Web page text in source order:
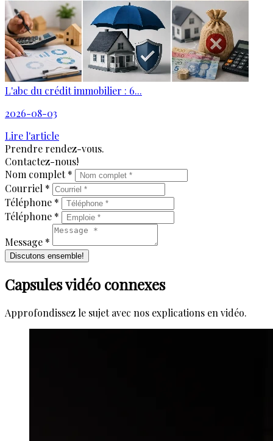
L'abc du crédit immobilier : 6...
2026-08-03
Lire l'article
Prendre rendez-vous.
Contactez-nous!
Nom complet *
Courriel *
Téléphone *
Téléphone *
Message *
Discutons ensemble!
Capsules vidéo connexes
Approfondissez le sujet avec nos explications en vidéo.